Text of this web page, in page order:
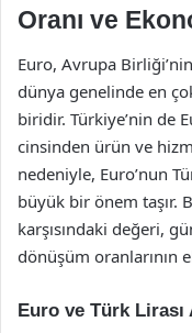
Oranı ve
Euro, Avrupa
dünya genelinde en
biridir. Türkiye’nin de
cinsinden ürün ve
nedeniyle, Euro’nun
büyük bir önem taşır.
karşısındaki değeri,
dönüşüm oranlarının
Euro ve Türk Lirası